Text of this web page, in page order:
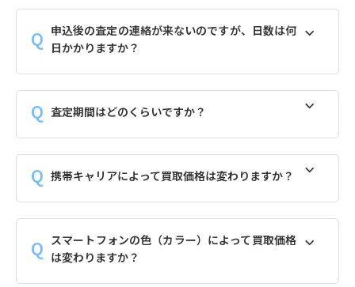
申込後の査定の連絡が来ないのですが、日数は何
日かかりますか？
査定期間はどのくらいですか？
携帯キャリアによって買取価格は変わりますか？
スマートフォンの色（カラー）によって買取価格
は変わりますか？